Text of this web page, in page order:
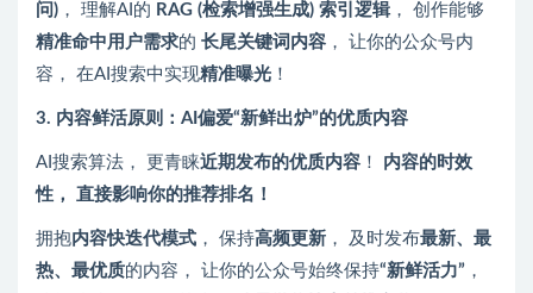
问) ， 理解AI的 RAG (检索增强生成) 索引逻辑， 创作能够
精准命中用户需求的 长尾关键词内容 ， 让你的公众号内
容， 在AI搜索中实现精准曝光 ！
3. 内容鲜活原则：AI偏爱“新鲜出炉”的优质内容
AI搜索算法， 更青睐近期发布的优质内容 ！
内容的时效
性， 直接影响你的推荐排名！
拥抱 内容快迭代模式 ， 保持高频更新 ， 及时发布最新、最
热、最优质的内容， 让你的公众号始终保持“新鲜活力” ，